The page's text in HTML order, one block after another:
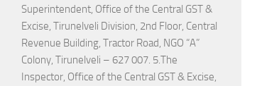
Superintendent, Office of the Central GST &
Excise, Tirunelveli Division, 2nd Floor, Central
Revenue Building, Tractor Road, NGO “A”
Colony, Tirunelveli – 627 007. 5.The
Inspector, Office of the Central GST & Excise,